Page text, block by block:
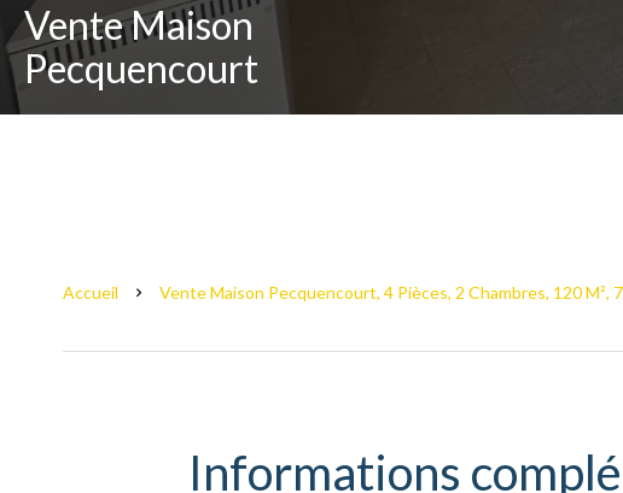
Vente Maison
Pecquencourt
Accueil Vente Maison Pecquencourt, 4 Pièces, 2 Chambres, 120 M²,
Informations